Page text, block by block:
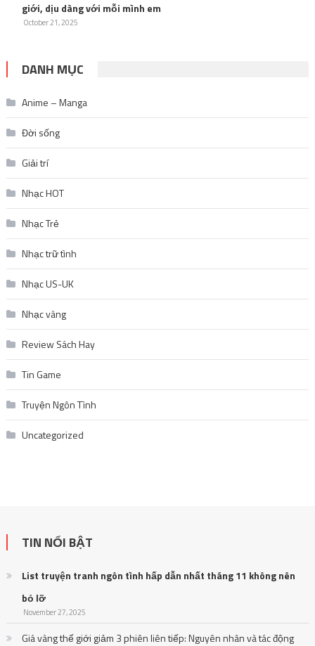
giới, dịu dàng với mỗi mình em
October 21, 2025
DANH MỤC
Anime – Manga
Đời sống
Giải trí
Nhạc HOT
Nhạc Trẻ
Nhạc trữ tình
Nhạc US-UK
Nhạc vàng
Review Sách Hay
Tin Game
Truyện Ngôn Tình
Uncategorized
TIN NỔI BẬT
List truyện tranh ngôn tình hấp dẫn nhất tháng 11 không nên
bỏ lỡ
November 27, 2025
Giá vàng thế giới giảm 3 phiên liên tiếp: Nguyên nhân và tác động